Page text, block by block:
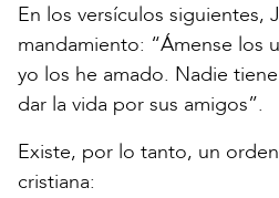
En los versículos siguientes,
mandamiento: “Ámense los
yo los he amado. Nadie
dar la vida por sus amigos”.
Existe, por lo tanto, un
cristiana: